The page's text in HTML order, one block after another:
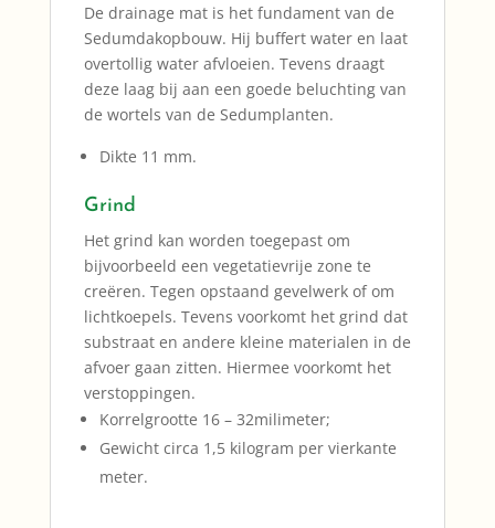
De drainage mat is het fundament van de
Sedumdakopbouw. Hij buffert water en laat
overtollig water afvloeien. Tevens draagt
deze laag bij aan een goede beluchting van
de wortels van de Sedumplanten.
Dikte 11 mm.
Grind
Het grind kan worden toegepast om
bijvoorbeeld een vegetatievrije zone te
creëren. Tegen opstaand gevelwerk of om
lichtkoepels. Tevens voorkomt het grind dat
substraat en andere kleine materialen in de
afvoer gaan zitten. Hiermee voorkomt het
verstoppingen.
Korrelgrootte 16 – 32milimeter;
Gewicht circa 1,5 kilogram per vierkante
meter.